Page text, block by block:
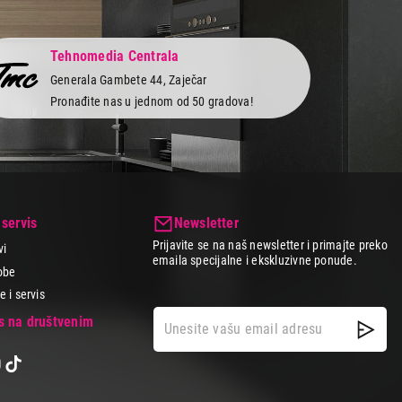
Tehnomedia Centrala
Generala Gambete 44, Zaječar
Pronađite nas u jednom od 50 gradova!
i servis
na društvenim
Newsletter
Prijavite se na naš newsletter i primajte preko
emaila specijalne i ekskluzivne ponude.